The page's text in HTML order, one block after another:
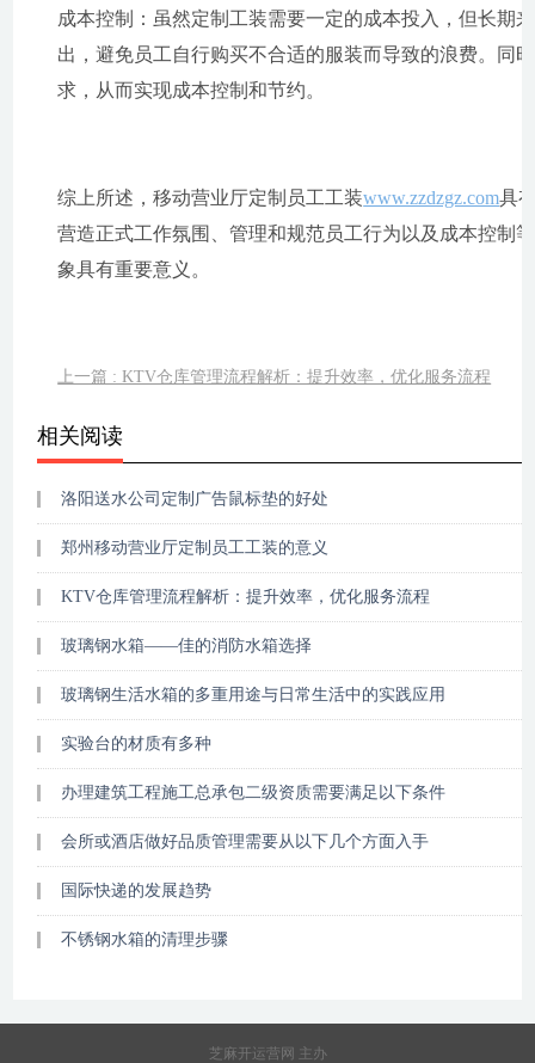
成本控制：虽然定制工装需要一定的成本投入，但长期
出，避免员工自行购买不合适的服装而导致的浪费。同
求，从而实现成本控制和节约。
综上所述，移动营业厅定制员工工装www.zzdzgz.com具
营造正式工作氛围、管理和规范员工行为以及成本控制
象具有重要意义。
上一篇 : KTV仓库管理流程解析：提升效率，优化服务流程
相关阅读
洛阳送水公司定制广告鼠标垫的好处
郑州移动营业厅定制员工工装的意义
KTV仓库管理流程解析：提升效率，优化服务流程
玻璃钢水箱——佳的消防水箱选择
玻璃钢生活水箱的多重用途与日常生活中的实践应用
实验台的材质有多种
办理建筑工程施工总承包二级资质需要满足以下条件
会所或酒店做好品质管理需要从以下几个方面入手
国际快递的发展趋势
不锈钢水箱的清理步骤
芝麻开运营网 主办